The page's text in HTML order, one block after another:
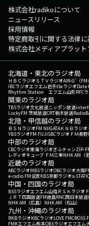
株式会社radikoについて
ニュースリリース
採用情報
特定商取引に関する法律
株式会社メディアプラッ
北海道・東北のラジオ局
ＨＢＣラジオＳＴＶラジオAIR-G'（FM
IBCラジオエフエム岩手tbcラジオDate
Rhythm Station エフエム山形RFC
関東のラジオ局
TBSラジオ文化放送ニッポン放送
LuckyFM 茨城放送CRT栃木放送
北陸・甲信越のラジオ局
ＢＳＮラジオFM NIIGATAＫＮＢラジオ
YBSラジオFM FUJISBCラジオ ＦＭ長野
中部のラジオ局
CBCラジオ東海ラジオぎふチャンZIP-
レディオキューブ ＦＭ三重NHK AM（
近畿のラジオ局
ABCラジオMBSラジオOBCラジオ大阪
e-radio FM滋賀KBS京都ラジオα-
中国・四国のラジオ局
BSSラジオエフエム山陰ＲＳＫラジオ
ＪＲＴ四国放送FM徳島RNC西日本放送
NHK AM（広島） NHK AM（松山）
九州・沖縄のラジオ局
RKBラジオKBCラジオLOVE FMCROSS
FMKエフエム熊本OBSラジオエフエム